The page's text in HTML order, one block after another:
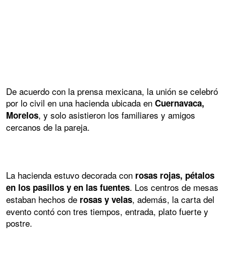
De acuerdo con la prensa mexicana, la unión se celebró
por lo civil en una hacienda ubicada en Cuernavaca,
Morelos, y solo asistieron los familiares y amigos
cercanos de la pareja.
La hacienda estuvo decorada con rosas rojas, pétalos
en los pasillos y en las fuentes. Los centros de mesas
estaban hechos de rosas y velas, además, la carta del
evento contó con tres tiempos, entrada, plato fuerte y
postre.